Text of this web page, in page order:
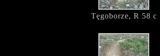
Tęgoborze, R 58 c